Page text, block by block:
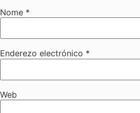
Nome *
Enderezo electrónico *
Web